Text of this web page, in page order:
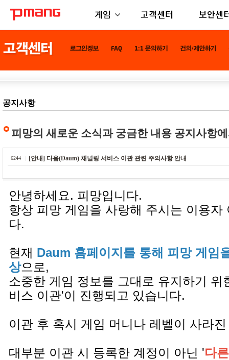
게임 고객센터 보안센
공지사항
피망의 새로운 소식과 궁금한 내용 공지사항
6244 [안내] 다음(Daum) 채널링 서비스 이관 관련 주의사항 안내
안녕하세요. 피망입니다.
항상 피망 게임을 사랑해 주시는 이용자
다.
현재 Daum 홈페이지를 통해 피망 게임
상으로,
소중한 게임 정보를 그대로 유지하기 위
비스 이관'이 진행되고 있습니다.
이관 후 혹시 게임 머니나 레벨이 사라
대부분 이관 시 등록한 계정이 아닌 '다